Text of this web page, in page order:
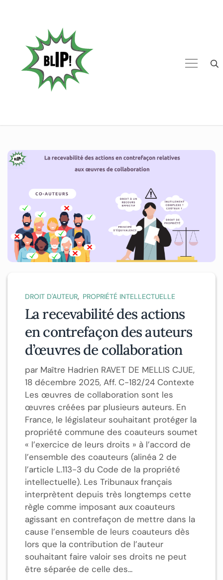
DROIT D'AUTEUR, PROPRIÉTÉ INTELLECTUELLE
La recevabilité des actions
en contrefaçon des auteurs
d’œuvres de collaboration
par Maître Hadrien RAVET DE MELLIS CJUE,
18 décembre 2025, Aff. C-182/24 Contexte
Les œuvres de collaboration sont les
œuvres créées par plusieurs auteurs. En
France, le législateur souhaitant protéger la
propriété commune des coauteurs soumet
« l’exercice de leurs droits » à l’accord de
l’ensemble des coauteurs (alinéa 2 de
l’article L.113-3 du Code de la propriété
intellectuelle). Les Tribunaux français
interprètent depuis très longtemps cette
règle comme imposant aux coauteurs
agissant en contrefaçon de mettre dans la
cause l’ensemble de leurs coauteurs dès
lors que la contribution de l’auteur
souhaitant faire valoir ses droits ne peut
être séparée de celle des...